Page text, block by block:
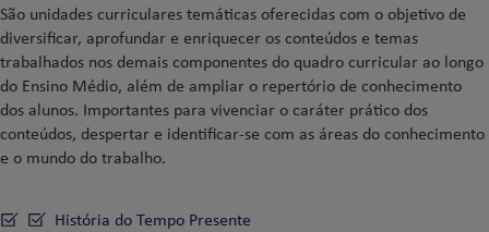
São unidades curriculares temáticas oferecidas com o objetivo de
diversificar, aprofundar e enriquecer os conteúdos e temas
trabalhados nos demais componentes do quadro curricular ao longo
do Ensino Médio, além de ampliar o repertório de conhecimento
dos alunos. Importantes para vivenciar o caráter prático dos
conteúdos, despertar e identificar-se com as áreas do conhecimento
e o mundo do trabalho.
História do Tempo Presente